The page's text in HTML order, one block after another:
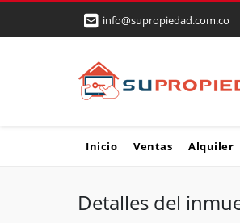
info@supropiedad.com.co
Inicio Ventas Alquiler
Detalles del